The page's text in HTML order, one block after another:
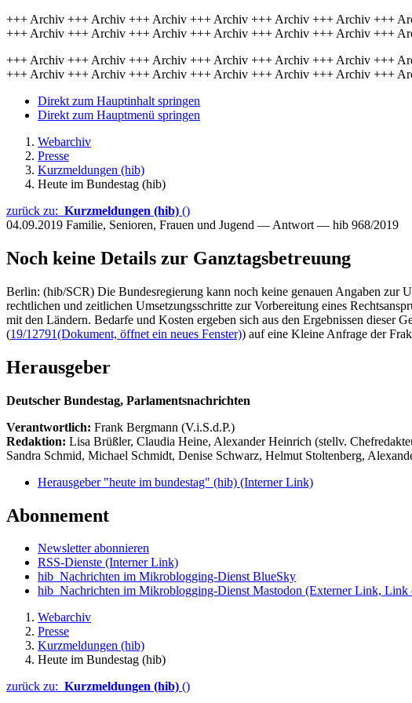
+++ Archiv +++ Archiv +++ Archiv +++ Archiv +++ Archiv +++ Archiv +++
+++ Archiv +++ Archiv +++ Archiv +++ Archiv +++ Archiv +++ Archiv +++
+++ Archiv +++ Archiv +++ Archiv +++ Archiv +++ Archiv +++ Archiv +++
+++ Archiv +++ Archiv +++ Archiv +++ Archiv +++ Archiv +++ Archiv +++
Direkt zum Hauptinhalt springen
Direkt zum Hauptmenü springen
Webarchiv
Presse
Kurzmeldungen (hib)
Heute im Bundestag (hib)
zurück zu: Kurzmeldungen (hib) ()
04.09.2019 Familie, Senioren, Frauen und Jugend — Antwort — hib 968/2019
Noch keine Details zur Ganztagsbetreuung
Berlin: (hib/SCR) Die Bundesregierung kann noch keine genauen Angaben zur
rechtlichen und zeitlichen Umsetzungsschritte zur Vorbereitung eines
mit den Ländern. Bedarfe und Kosten ergeben sich aus den Ergebnissen dieser
(19/12791(Dokument, öffnet ein neues Fenster)) auf eine Kleine Anfrage der
Herausgeber
Deutscher Bundestag, Parlamentsnachrichten
Verantwortlich: Frank Bergmann (V.i.S.d.P.)
Redaktion: Lisa Brüßler, Claudia Heine, Alexander Heinrich (stellv.
Sandra Schmid, Michael Schmidt, Denise Schwarz, Helmut Stoltenberg,
Herausgeber "heute im bundestag" (hib) (Interner Link)
Abonnement
Newsletter abonnieren
RSS-Dienste (Interner Link)
hib_Nachrichten im Mikroblogging-Dienst BlueSky
hib_Nachrichten im Mikroblogging-Dienst Mastodon (Externer Link, Link
Webarchiv
Presse
Kurzmeldungen (hib)
Heute im Bundestag (hib)
zurück zu: Kurzmeldungen (hib) ()